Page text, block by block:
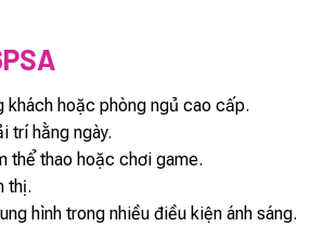
khách hoặc phòng ngủ cao cấp.
trí hằng ngày.
thể thao hoặc chơi game.
thị.
hình trong nhiều điều kiện ánh sáng.